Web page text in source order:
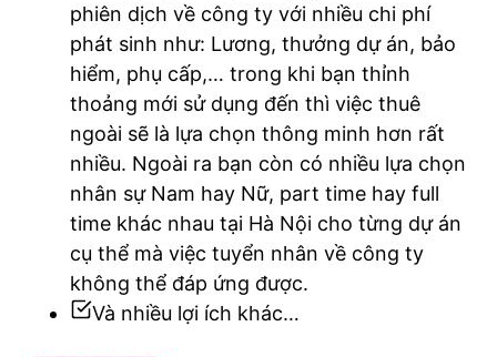
phiên dịch về công ty với nhiều chi phí
phát sinh như: Lương, thưởng dự án, bảo
hiểm, phụ cấp,… trong khi bạn thỉnh
thoảng mới sử dụng đến thì việc thuê
ngoài sẽ là lựa chọn thông minh hơn rất
nhiều. Ngoài ra bạn còn có nhiều lựa chọn
nhân sự Nam hay Nữ, part time hay full
time khác nhau tại Hà Nội cho từng dự án
cụ thể mà việc tuyển nhân về công ty
không thể đáp ứng được.
Và nhiều lợi ích khác…